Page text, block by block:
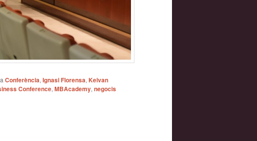
Conferència, Ignasi Florensa, Keivan
Conference, MBAcademy, negocis